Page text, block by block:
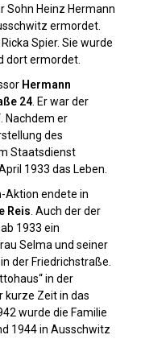
Sohn Heinz Hermann
ermordet.
Spier. Sie wurde
dort ermordet.
Hermann
24. Er war der
Nachdem er
des
Staatsdienst
1933 das Leben.
Aktion endete in
Reis. Auch der der
1933 ein
Selma und seiner
der Friedrichstraße.
in der
kurze Zeit in das
wurde die Familie
1944 in Ausschwitz